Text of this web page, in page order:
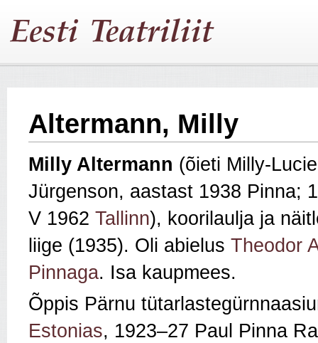
Altermann, Milly
Milly Altermann (õieti Milly-
Jürgenson, aastast 1938 Pinna;
V 1962 Tallinn), koorilaulja ja
liige (1935). Oli abielus Theodor
Pinnaga. Isa kaupmees.
Õppis Pärnu
Estonias, 1923–27 Paul Pinna